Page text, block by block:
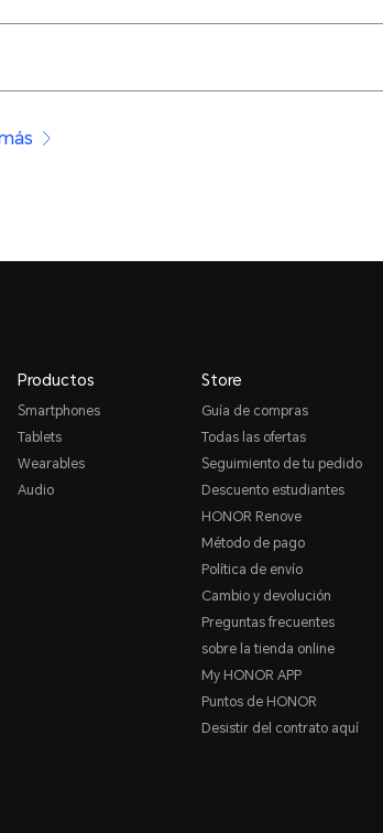
Productos
Smartphones
Tablets
Wearables
Audio
Store
Guía de compras
Todas las ofertas
Seguimiento de tu pedido
Descuento estudiantes
HONOR Renove
Método de pago
Política de envío
Cambio y devolución
Preguntas frecuentes
sobre la tienda online
My HONOR APP
Puntos de HONOR
Desistir del contrato aquí